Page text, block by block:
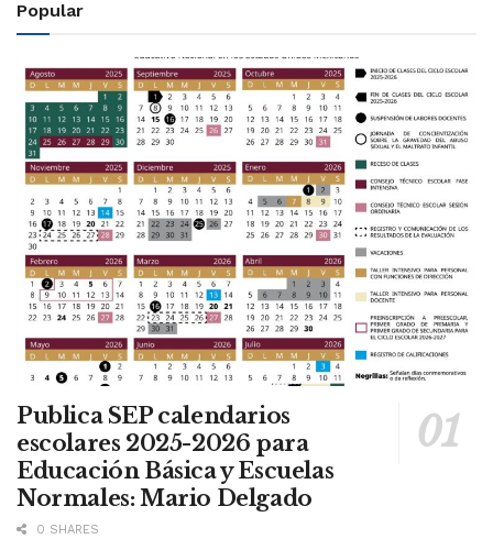
Popular
Publica SEP calendarios
escolares 2025-2026 para
Educación Básica y Escuelas
Normales: Mario Delgado
0 SHARES